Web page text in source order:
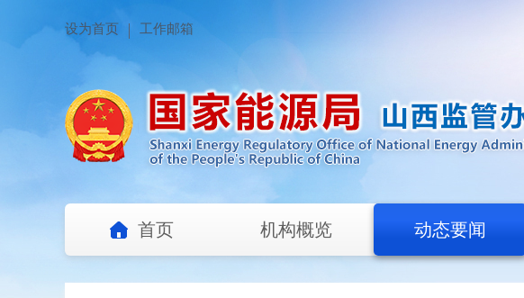
设为首页 工作邮箱
首页 机构概览 动态要闻